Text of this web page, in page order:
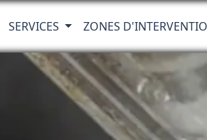
SERVICES ZONES